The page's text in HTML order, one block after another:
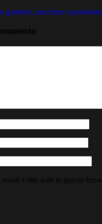
gamberi, zucchine e
e sito web in questo